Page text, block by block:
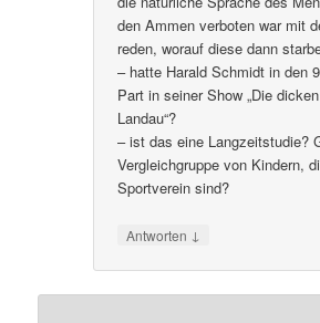
den Ammen verboten war mit
reden, worauf diese dann
– hatte Harald Schmidt in den
Part in seiner Show „Die
Landau“?
– ist das eine Langzeitstudie?
Vergleichgruppe von Kindern,
Sportverein sind?
Antworten ↓